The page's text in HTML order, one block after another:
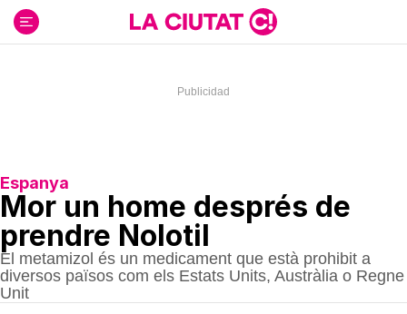
contenido
Espanya
Mor un home després de
prendre Nolotil
El metamizol és un medicament que està prohibit a
diversos països com els Estats Units, Austràlia o Regne
Unit